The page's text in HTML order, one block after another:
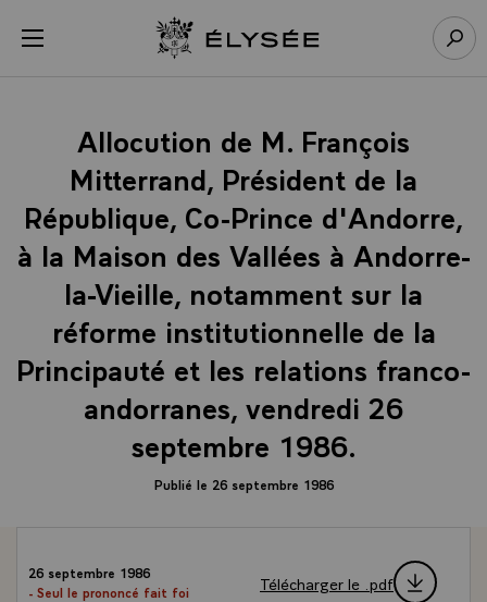
menu Retour à l’accueil Élysée
Allocution de M. François
Mitterrand, Président de la
République, Co-Prince d'Andorre,
à la Maison des Vallées à Andorre-
la-Vieille, notamment sur la
réforme institutionnelle de la
Principauté et les relations franco-
andorranes, vendredi 26
septembre 1986.
Publié le 26 septembre 1986
26 septembre 1986
- Seul le prononcé fait foi
Télécharger le .pdf
Panneau de gestion des cookies